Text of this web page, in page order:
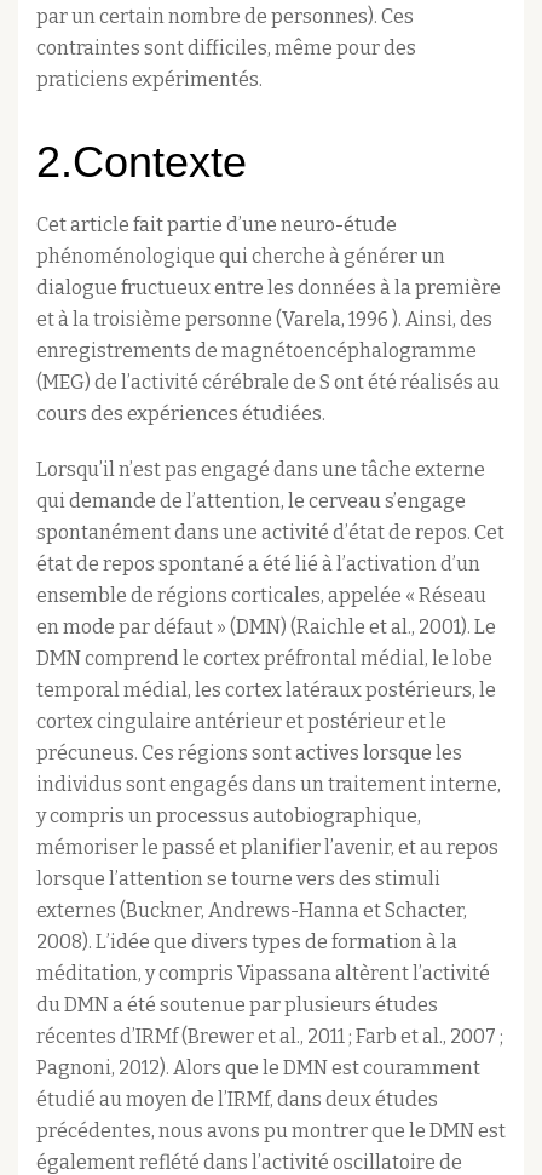
par un certain nombre de personnes). Ces
contraintes sont difficiles, même pour des
praticiens expérimentés.
2.Contexte
Cet article fait partie d’une neuro-étude
phénoménologique qui cherche à générer un
dialogue fructueux entre les données à la première
et à la troisième personne (Varela, 1996 ). Ainsi, des
enregistrements de magnétoencéphalogramme
(MEG) de l’activité cérébrale de S ont été réalisés au
cours des expériences étudiées.
Lorsqu’il n’est pas engagé dans une tâche externe
qui demande de l’attention, le cerveau s’engage
spontanément dans une activité d’état de repos. Cet
état de repos spontané a été lié à l’activation d’un
ensemble de régions corticales, appelée « Réseau
en mode par défaut » (DMN) (Raichle et al., 2001). Le
DMN comprend le cortex préfrontal médial, le lobe
temporal médial, les cortex latéraux postérieurs, le
cortex cingulaire antérieur et postérieur et le
précuneus. Ces régions sont actives lorsque les
individus sont engagés dans un traitement interne,
y compris un processus autobiographique,
mémoriser le passé et planifier l’avenir, et au repos
lorsque l’attention se tourne vers des stimuli
externes (Buckner, Andrews-Hanna et Schacter,
2008). L’idée que divers types de formation à la
méditation, y compris Vipassana altèrent l’activité
du DMN a été soutenue par plusieurs études
récentes d’IRMf (Brewer et al., 2011 ; Farb et al., 2007 ;
Pagnoni, 2012). Alors que le DMN est couramment
étudié au moyen de l’IRMf, dans deux études
précédentes, nous avons pu montrer que le DMN est
également reflété dans l’activité oscillatoire de